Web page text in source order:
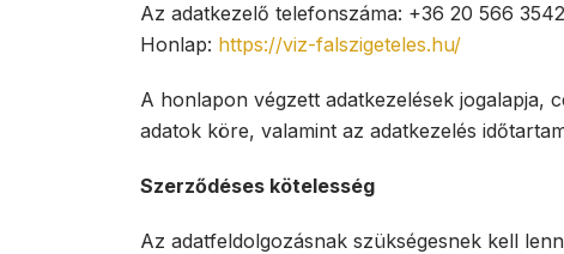
Az adatkezelő telefonszáma: +36 20 566 3542
Honlap: https://viz-falszigeteles.hu/
A honlapon végzett adatkezelések jogalapja,
adatok köre, valamint az adatkezelés
Szerződéses kötelesség
Az adatfeldolgozásnak szükségesnek kell